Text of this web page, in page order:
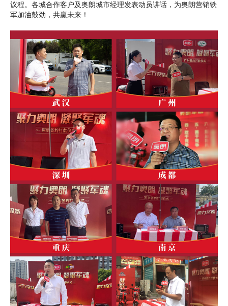
议程。各城合作客户及奥朗城市经理发表动员讲话，为奥朗营销铁
军加油鼓劲，共赢未来！